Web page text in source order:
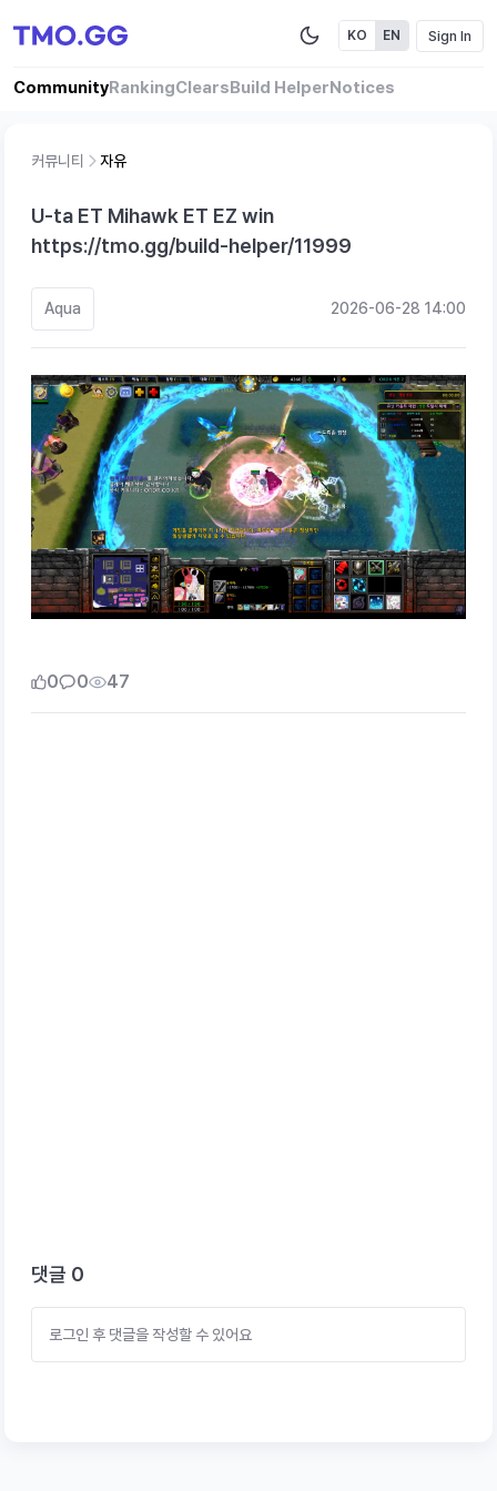
CommunityRankingClearsBuild HelperNotices
KO EN Sign In
커뮤니티 자유
U-ta ET Mihawk ET EZ win
https://tmo.gg/build-helper/11999
Aqua 2026-06-28 14:00
0 0 47
댓글 0
로그인 후 댓글을 작성할 수 있어요